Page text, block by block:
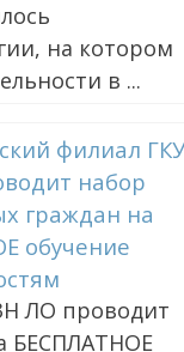
на котором
в ...
филиал ГКУ
набор
граждан на
обучение
ЛО проводит
БЕСПЛАТНОЕ